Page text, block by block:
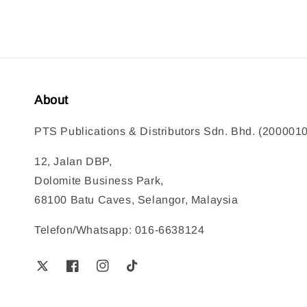
About
PTS Publications & Distributors Sdn. Bhd.
12, Jalan DBP,
Dolomite Business Park,
68100 Batu Caves, Selangor, Malaysia
Telefon/Whatsapp: 016-6638124